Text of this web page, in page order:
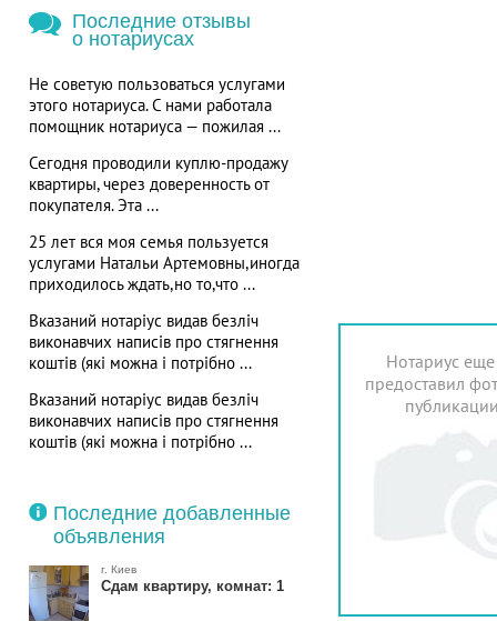
Последние отзывы
о нотариусах
Не советую пользоваться услугами
этого нотариуса. С нами работала
помощник нотариуса — пожилая ...
Сегодня проводили куплю-продажу
квартиры, через доверенность от
покупателя. Эта ...
25 лет вся моя семья пользуется
услугами Натальи Артемовны,иногда
приходилось ждать,но то,что ...
Вказаний нотаріус видав безліч
виконавчих написів про стягнення
коштів (які можна і потрібно ...
Вказаний нотаріус видав безліч
виконавчих написів про стягнення
коштів (які можна і потрібно ...
Последние добавленные
объявления
г. Киев
Сдам квартиру, комнат: 1
Нотариус
предоставил